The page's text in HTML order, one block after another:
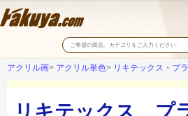
アクリル画 アクリル単色 リキテックス・プ
リキテックス プ